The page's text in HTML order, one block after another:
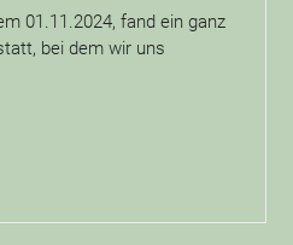
01.11.2024, fand ein ganz
bei dem wir uns